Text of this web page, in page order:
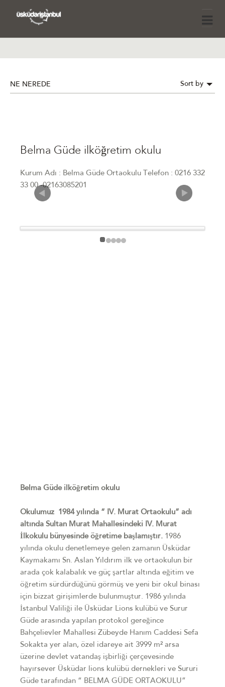
NE NEREDE Sort by
Belma Güde ilköğretim okulu
Kurum Adı : Belma Güde Ortaokulu Telefon : 0216 332
33 00 -02163085201
Belma Güde ilköğretim okulu
Okulumuz 1984 yılında “ IV. Murat Ortaokulu” adı
altında Sultan Murat Mahallesindeki IV. Murat
İlkokulu bünyesinde öğretime başlamıştır. 1986
yılında okulu denetlemeye gelen zamanın Üsküdar
Kaymakamı Sn. Aslan Yıldırım ilk ve ortaokulun bir
arada çok kalabalık ve güç şartlar altında eğitim ve
öğretim sürdürdüğünü görmüş ve yeni bir okul binası
için bizzat girişimlerde bulunmuştur. 1986 yılında
İstanbul Valiliği ile Üsküdar Lions kulübü ve Surur
Güde arasında yapılan protokol gereğince
Bahçelievler Mahallesi Zübeyde Hanım Caddesi Sefa
Sokakta yer alan, özel idareye ait 3999 m² arsa
üzerine devlet vatandaş işbirliği çerçevesinde
hayırsever Üsküdar lions kulübü dernekleri ve Sururi
Güde tarafından “ BELMA GÜDE ORTAOKULU”